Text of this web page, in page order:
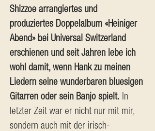
Shizzoe arrangiertes und
produziertes Doppelalbum «Heiniger
Abend» bei Universal Switzerland
erschienen und seit Jahren lebe ich
wohl damit, wenn Hank zu meinen
Liedern seine wunderbaren bluesigen
Gitarren oder sein Banjo spielt. In
letzter Zeit war er nicht nur mit mir,
sondern auch mit der irisch-